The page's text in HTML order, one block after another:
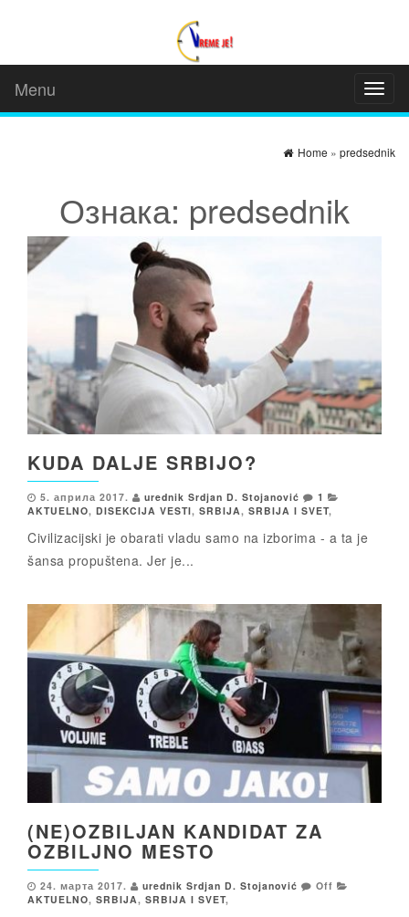
Menu
Home » predsednik
Ознака: predsednik
KUDA DALJE SRBIJO?
5. априла 2017. urednik Srdjan D. Stojanović
1
AKTUELNO, DISEKCIJA VESTI, SRBIJA, SRBIJA I SVET,
Civilizacijski je obarati vladu samo na izborima - a ta je
šansa propuštena. Jer je...
(NE)OZBILJAN KANDIDAT ZA
OZBILJNO MESTO
24. марта 2017. urednik Srdjan D. Stojanović
Off
AKTUELNO, SRBIJA, SRBIJA I SVET,